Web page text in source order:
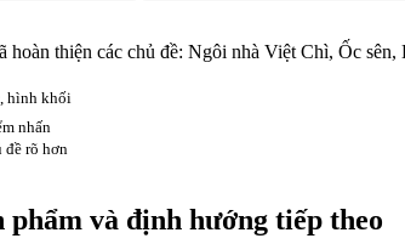
hoàn thiện các chủ đề: Ngôi nhà Việt Chì, Ốc sên,
hình khối
nhấn
đề rõ hơn
phẩm và định hướng tiếp theo